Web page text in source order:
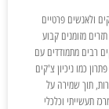
ולאנשים פרטיים
מזומנים קבוע
רבים מתמודדים עם
כמו ניכיון צ'קים
תוך שמירה על
תעשייתי וכלכלי